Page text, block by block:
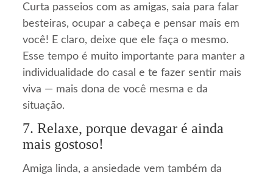
Curta passeios com as amigas, saia para falar
besteiras, ocupar a cabeça e pensar mais em
você! E claro, deixe que ele faça o mesmo.
Esse tempo é muito importante para manter a
individualidade do casal e te fazer sentir mais
viva — mais dona de você mesma e da
situação.
7. Relaxe, porque devagar é ainda
mais gostoso!
Amiga linda, a ansiedade vem também da